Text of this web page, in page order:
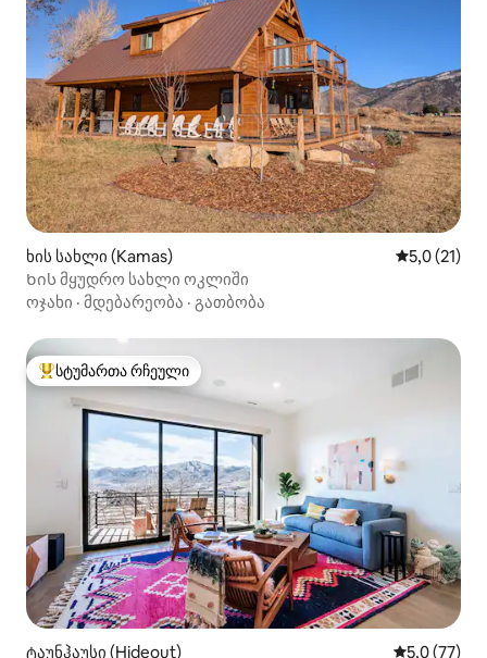
ხის სახლი (Kamas) საშუალო
5,0 (21)
Ხის მყუდრო სახლი ოკლიში
ოჯახი · მდებარეობა · გათბობა
სტუმართა რჩეული მოწინავე ვარიანტი
სტუმართა რჩეული
ტაუნჰაუსი (Hideout) საშუალო
5,0 (77)